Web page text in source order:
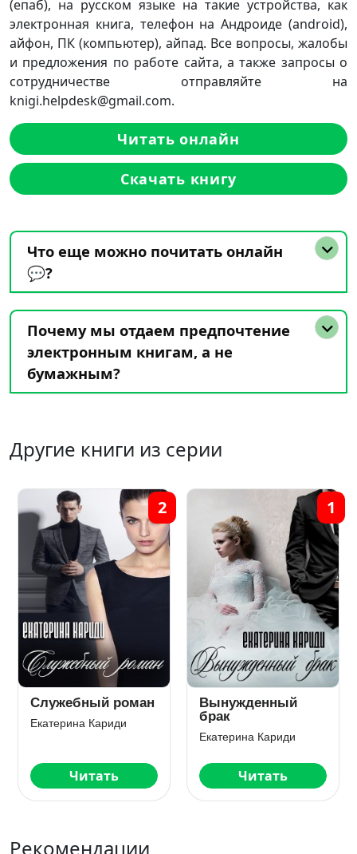
(епаб), на русском языке на такие устройства, как
электронная книга, телефон на Андроиде (android),
айфон, ПК (компьютер), айпад. Все вопросы, жалобы
и предложения по работе сайта, а также запросы о
сотрудничестве отправляйте на
knigi.helpdesk@gmail.com.
Читать онлайн
Скачать книгу
Что еще можно почитать онлайн
💬?
Почему мы отдаем предпочтение
электронным книгам, а не
бумажным?
Другие книги из серии
Служебный роман
Екатерина Кариди
Читать
2
Вынужденный
брак
Екатерина Кариди
Читать
1
Рекомендации